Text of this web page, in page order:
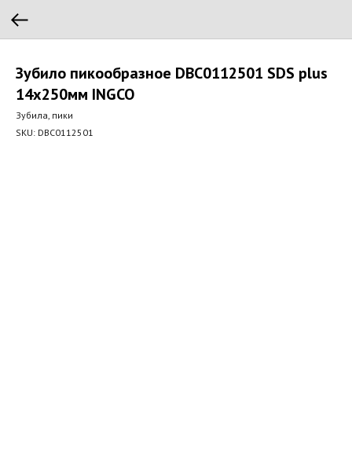
Зубило пикообразное DBC0112501 SDS plus
14х250мм INGCO
Зубила, пики
SKU: DBC0112501